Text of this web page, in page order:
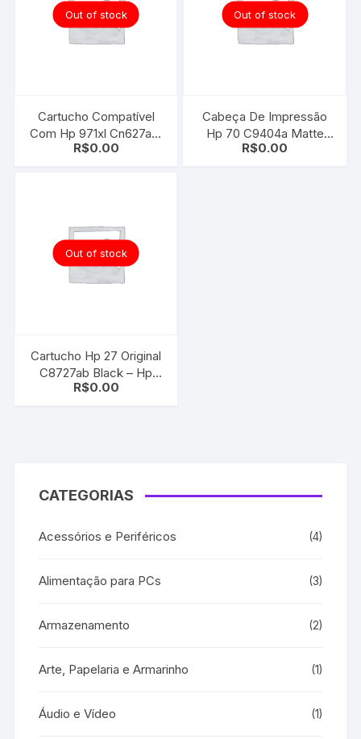
Out of stock
Cartucho Compatível
Com Hp 971xl Cn627am
Magenta
R$0.00
Out of stock
Cabeça De Impressão
Hp 70 C9404a Matte
Black | Cyan | Z2100 –
R$0.00
Out of stock
Cartucho Hp 27 Original
C8727ab Black – Hp
3320 4315 1311
R$0.00
CATEGORIAS
Acessórios e Periféricos (4)
Alimentação para PCs (3)
Armazenamento (2)
Arte, Papelaria e Armarinho (1)
Áudio e Vídeo (1)